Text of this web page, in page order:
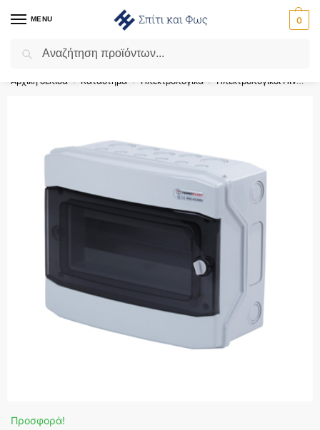
MENU 0
Flash Sale ⚡ 10% Έκπτωση με τον κωδικό ‘SPRING’!
Αρχική σελίδα / Κατάστημα / Ηλεκτρολογικά / Ηλεκτρολογικοί Πίνακες
Προσφορά!